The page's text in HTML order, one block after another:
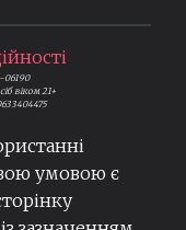
06190
віком 21+
умовою є